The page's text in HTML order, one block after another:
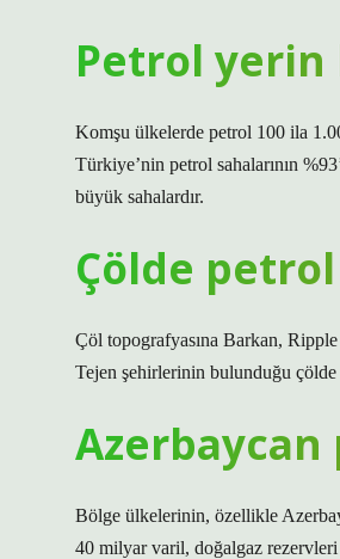
Petrol yerin
Komşu ülkelerde petrol 100 ila
Türkiye’nin petrol sahalarının
büyük sahalardır.
Çölde petrol
Çöl topografyasına Barkan,
Tejen şehirlerinin bulunduğu
Bölge ülkelerinin, özellikle
40 milyar varil, doğalgaz